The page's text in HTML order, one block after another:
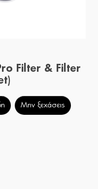
Filter & Filter
Μην ξεχάσεις